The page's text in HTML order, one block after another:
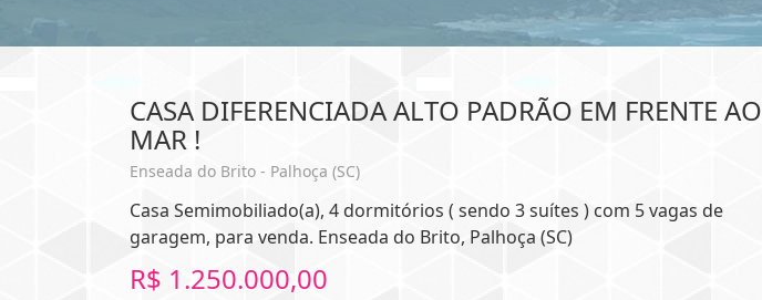
CASA DIFERENCIADA ALTO PADRÃO EM FRENTE AO
MAR !
Enseada do Brito - Palhoça (SC)
Casa Semimobiliado(a), 4 dormitórios ( sendo 3 suítes ) com 5 vagas de
garagem, para venda. Enseada do Brito, Palhoça (SC)
R$ 1.250.000,00